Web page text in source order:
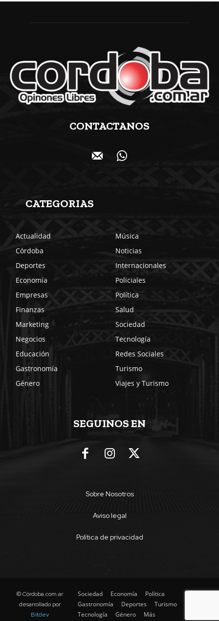
CONTACTANOS
CATEGORIAS
Actualidad
Córdoba
Deportes
Economía
Empresas
Finanzas
Marketing
Negocios
Educación
Gastronomía
Género
Música
Noticias
Internacionales
Policiales
Política
Salud
Sociedad
Tecnología
Redes Sociales
Turismo
Viajes y Turismo
SEGUINOS EN
Sobre Nosotros
Aviso legal
Política de privacidad
© Córdoba.com.ar
desarrollado por
Bitdev
Sociedad Economía
Política
Gastronomía
Deportes
Turismo
Tecnología
Género Más